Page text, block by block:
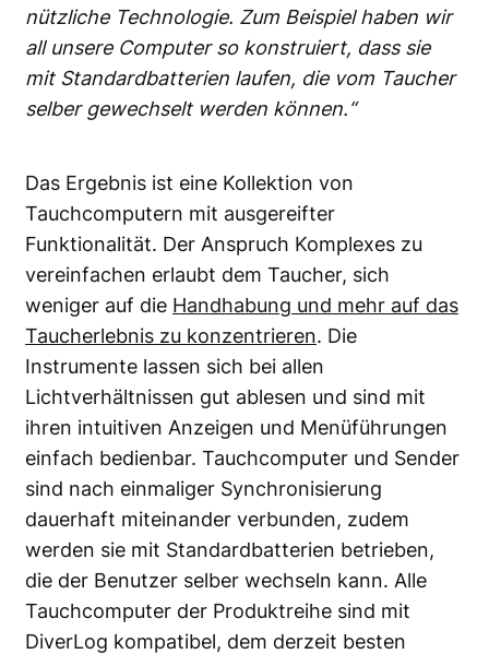
nützliche Technologie. Zum Beispiel haben wir
all unsere Computer so konstruiert, dass sie
mit Standardbatterien laufen, die vom Taucher
selber gewechselt werden können.“
Das Ergebnis ist eine Kollektion von
Tauchcomputern mit ausgereifter
Funktionalität. Der Anspruch Komplexes zu
vereinfachen erlaubt dem Taucher, sich
weniger auf die Handhabung und mehr auf das
Taucherlebnis zu konzentrieren. Die
Instrumente lassen sich bei allen
Lichtverhältnissen gut ablesen und sind mit
ihren intuitiven Anzeigen und Menüführungen
einfach bedienbar. Tauchcomputer und Sender
sind nach einmaliger Synchronisierung
dauerhaft miteinander verbunden, zudem
werden sie mit Standardbatterien betrieben,
die der Benutzer selber wechseln kann. Alle
Tauchcomputer der Produktreihe sind mit
DiverLog kompatibel, dem derzeit besten